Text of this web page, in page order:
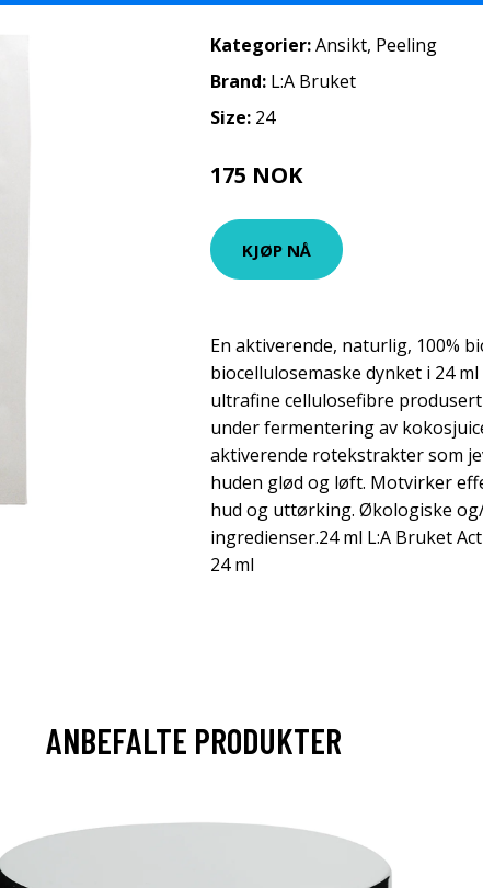
Kategorier:Ansikt, Peeling
Brand: L:A Bruket
Size: 24
175 NOK
KJØP NÅ
En aktiverende, naturlig, 100%
biocellulosemaske dynket i 24
ultrafine cellulosefibre
under fermentering av
aktiverende rotekstrakter som
huden glød og løft. Motvirker
hud og uttørking. Økologiske
ingredienser.24 ml L:A Bruket
24 ml
ANBEFALTE PRODUKTER